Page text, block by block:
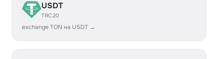
USDT
TRC20
exchange TON на USDT →